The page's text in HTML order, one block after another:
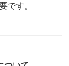
です。